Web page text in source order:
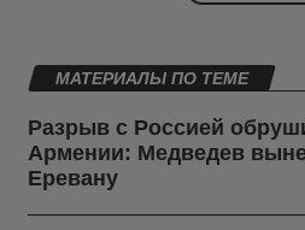
МАТЕРИАЛЫ ПО ТЕМЕ
Разрыв с Россией
Армении: Медведев
Еревану